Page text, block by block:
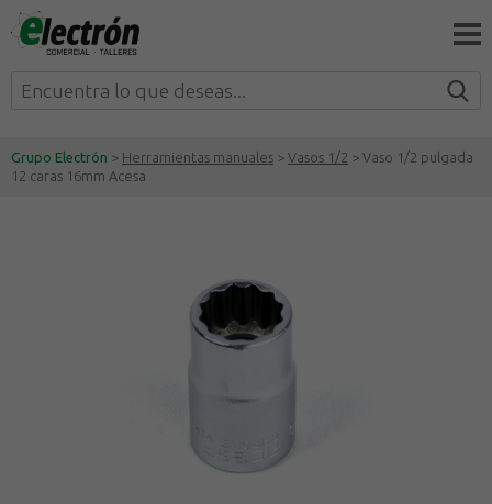
Grupo Electrón > Herramientas manuales > Vasos 1/2 > Vaso 1/2 pulgada
12 caras 16mm Acesa